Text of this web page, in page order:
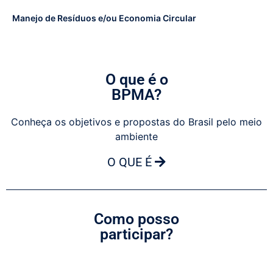
Manejo de Resíduos e/ou Economia Circular
O que é o
BPMA?
Conheça os objetivos e propostas do Brasil pelo meio
ambiente
O QUE É
Como posso
participar?